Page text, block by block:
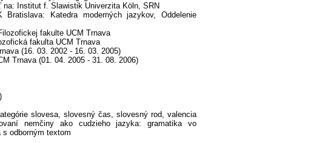
Institut f. Slawistik Univerzita Köln, SRN
Katedra moderných jazykov, Oddelenie
fakulte UCM Trnava
fakulta UCM Trnava
(16. 03. 2002 - 16. 03. 2005)
Trnava (01. 04. 2005 - 31. 08. 2006)
slovesa, slovesný čas, slovesný rod, valencia
nemčiny ako cudzieho jazyka: gramatika vo
odborným textom